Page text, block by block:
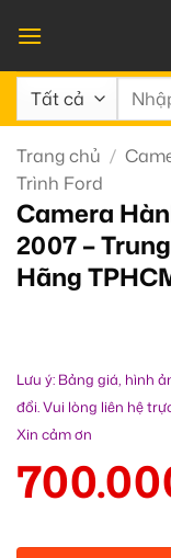
qua
nội
dung
Tìm
Trang chủ /
Trình Ford
Camera
2007 –
Hãng
Lưu ý: Bảng giá, hình
đổi. Vui lòng liên hệ
Xin cảm ơn